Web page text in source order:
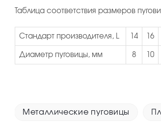
Таблица соответствия размеров
Стандарт производителя, L 14 16
Диаметр пуговицы, мм 8 10
Металлические пуговицы